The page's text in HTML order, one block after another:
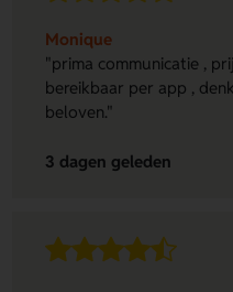
Monique
"prima communicatie ,
bereikbaar per app ,
beloven."
3 dagen geleden